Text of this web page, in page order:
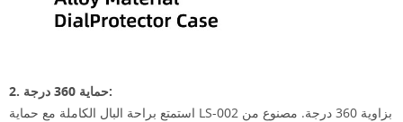
2. حماية 360 درجة:
استمتع براحة البال الكاملة مع حماية LS-002 بزاوية 360 درجة. مصنوع من